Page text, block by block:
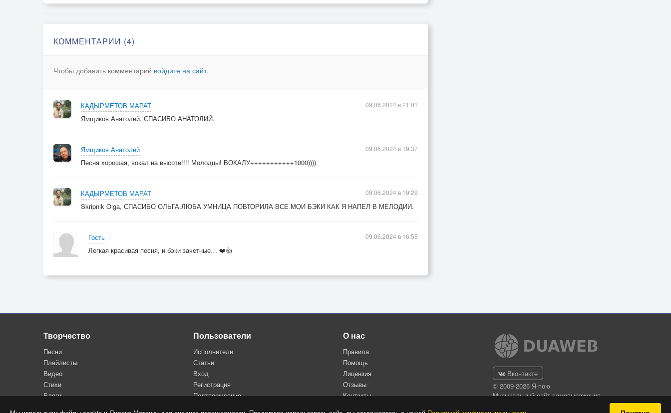
И душевный воск…
Ах весна кудрявая
Принесу воды.
ПРИПЕВ:
КОММЕНТАРИИ (4)
Чтобы добавить комментарий войдите на сайт.
КАДЫРМЕТОВ МАРАТ
Ямщиков Анатолий, СПАСИБО АНАТОЛИЙ.
09.06.2024 в 21:01
Ямщиков Анатолий
Песня хорошая, вокал на высоте!!!! Молодцы! ВОКАЛУ+++++++++++1000))))
09.06.2024 в 19:37
КАДЫРМЕТОВ МАРАТ
Skripnik Olga, СПАСИБО ОЛЬГА.ЛЮБА УМНИЦА ПОВТОРИЛА ВСЕ МОИ БЭКИ КАК Я НАПЕЛ В МЕЛОДИИ.
09.06.2024 в 19:29
Гость
Легкая красивая песня, и бэки зачетные… ❤️👍
09.06.2024 в 16:55
Творчество
Песни
Плейлисты
Видео
Стихи
Блоги
Пользователи
Исполнители
Статьи
Вход
Регистрация
Подтверждение
О нас
Правила
Помощь
Лицензия
Отзывы
Контакты
Вконтакте
© 2009-2026 Я-пою
Музыкальный сайт самовыражения